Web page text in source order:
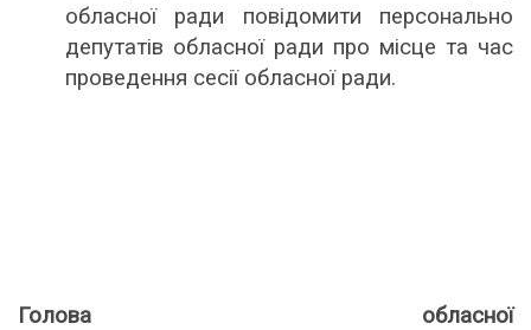
обласної ради повідомити персонально
депутатів обласної ради про місце та час
проведення сесії обласної ради.
Голова обласної